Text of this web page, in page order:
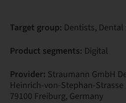
Target group: Dentists,
Product segments: Digital
Provider: Straumann GmbH
Heinrich-von-Stephan-Strasse
79100 Freiburg, Germany